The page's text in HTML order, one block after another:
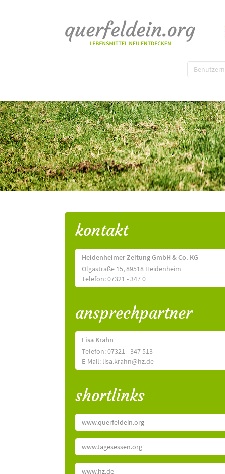
kontakt
Heidenheimer Zeitung GmbH & Co. KG
Olgastraße 15, 89518 Heidenheim
Telefon: 07321 - 347 0
ansprechpartner
Lisa Krahn
Telefon: 07321 - 347 513
E-Mail: lisa.krahn@hz.de
shortlinks
www.querfeldein.org
www.tagesessen.org
www.hz.de